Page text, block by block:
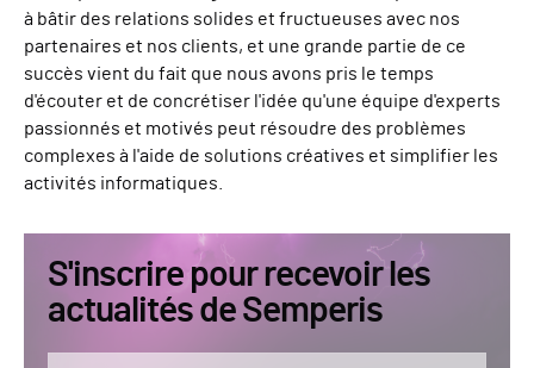
à bâtir des relations solides et fructueuses avec nos
partenaires et nos clients, et une grande partie de ce
succès vient du fait que nous avons pris le temps
d'écouter et de concrétiser l'idée qu'une équipe d'experts
passionnés et motivés peut résoudre des problèmes
complexes à l'aide de solutions créatives et simplifier les
activités informatiques.
S'inscrire pour recevoir les
actualités de Semperis